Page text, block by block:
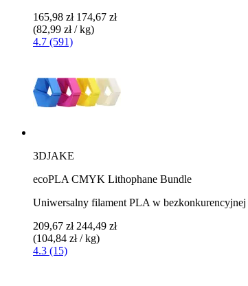
165,98 zł 174,67 zł
(82,99 zł / kg)
4.7 (591)
3DJAKE
ecoPLA CMYK Lithophane Bundle
Uniwersalny filament PLA w
209,67 zł 244,49 zł
(104,84 zł / kg)
4.3 (15)